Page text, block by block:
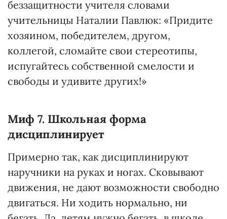
беззащитности учителя словами
учительницы Наталии Павлюк: «Придите
хозяином, победителем, другом,
коллегой, сломайте свои стереотипы,
испугайтесь собственной смелости и
свободы и удивите других!»
Миф 7. Школьная форма
дисциплинирует
Примерно так, как дисциплинируют
наручники на руках и ногах. Сковывают
движения, не дают возможности свободно
двигаться. Ни ходить нормально, ни